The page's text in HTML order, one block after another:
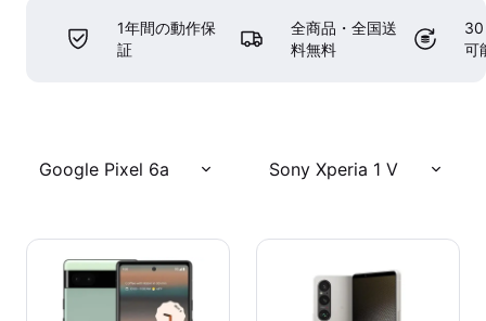
1年間の動作保
証
全商品・全国送
料無料
30
可
Google Pixel 6a Sony Xperia 1 V